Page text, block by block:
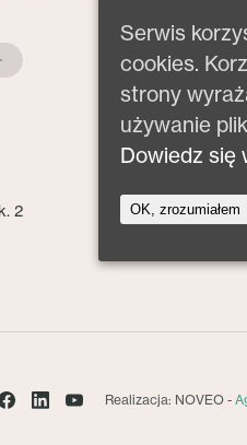
2
Realizacja: NOVEO -
Serwis
cookies.
strony
używanie
Dowiedz się
OK, zrozumiałem